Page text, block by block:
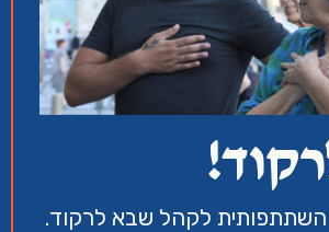
השתתפותית לקהל שבא לרקוד.